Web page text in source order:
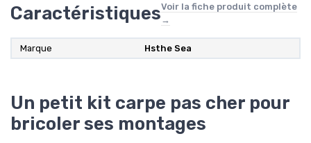
CaractéristiquesVoir la fiche produit complète
→
Marque ‎Hsthe Sea
Un petit kit carpe pas cher pour
bricoler ses montages